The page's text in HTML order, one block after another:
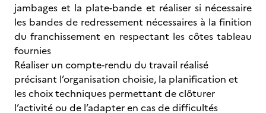
jambages et la plate-bande et réaliser si nécessaire
les bandes de redressement nécessaires à la finition
du franchissement en respectant les côtes tableau
fournies
Réaliser un compte-rendu du travail réalisé
précisant l’organisation choisie, la planification et
les choix techniques permettant de clôturer
l’activité ou de l’adapter en cas de difficultés